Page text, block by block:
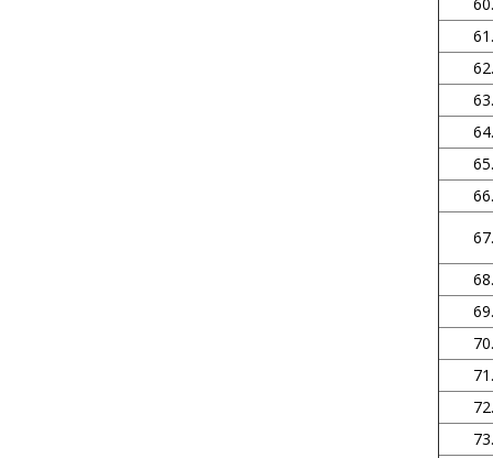
61.
62.
63.
64.
65.
66.
67.
68.
69.
70.
71.
72.
73.